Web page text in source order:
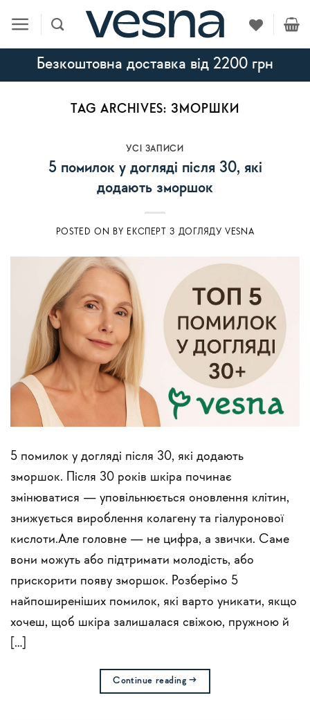
content
Безкоштовна доставка від 2200 грн
TAG ARCHIVES: ЗМОРШКИ
УСI ЗАПИСИ
5 помилок у догляді після 30, які
додають зморшок
POSTED ON BY ЕКСПЕРТ З ДОГЛЯДУ VESNA
5 помилок у догляді після 30, які додають
зморшок. Після 30 років шкіра починає
змінюватися — уповільнюється оновлення клітин,
знижується вироблення колагену та гіалуронової
кислоти.Але головне — не цифра, а звички. Саме
вони можуть або підтримати молодість, або
прискорити появу зморшок. Розберімо 5
найпоширеніших помилок, які варто уникати, якщо
хочеш, щоб шкіра залишалася свіжою, пружною й
[…]
Continue reading→